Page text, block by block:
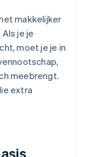
makkelijker
je je
moet je je in
meebrengt.
extra